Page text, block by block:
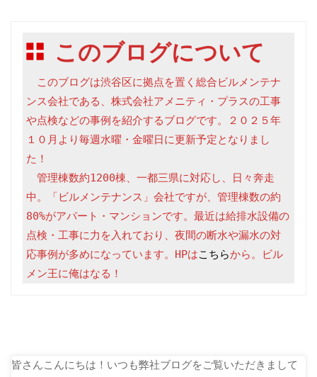
このブログについて
このブログは渋谷区に拠点を置く総合ビルメンテナ
ンス会社である、株式会社アメニティ・プラスの工事
や点検などの事例を紹介するブログです。２０２５年
１０月より毎週水曜・金曜日に更新予定となりまし
た！
管理棟数約1200棟、一都三県に対応し、日々奔走
中。「ビルメンテナンス」会社ですが、管理棟数の約
80%がアパート・マンションです。最近は給排水設備の
点検・工事に力を入れており、夜間の断水や漏水の対
応事例が多めになっています。HPはこちらから。ビル
メン王に俺はなる！
皆さんこんにちは！いつも弊社ブログをご覧いただきまして